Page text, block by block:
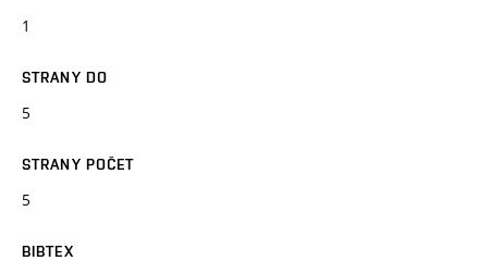
1
STRANY DO
5
STRANY POČET
5
BIBTEX